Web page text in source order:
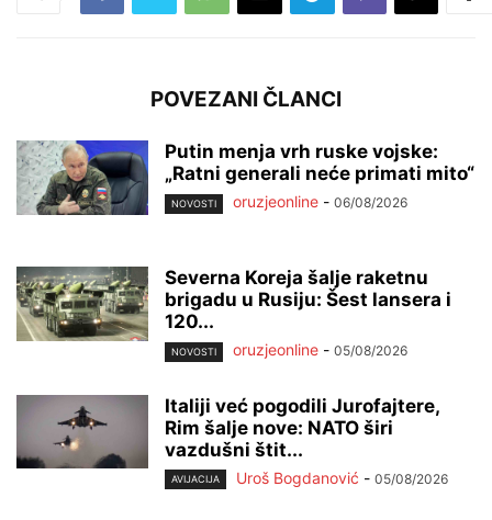
POVEZANI ČLANCI
Putin menja vrh ruske vojske:
„Ratni generali neće primati mito“
NOVOSTI oruzjeonline - 06/08/2026
Severna Koreja šalje raketnu
brigadu u Rusiju: Šest lansera i
120...
NOVOSTI oruzjeonline - 05/08/2026
Italiji već pogodili Jurofajtere,
Rim šalje nove: NATO širi
vazdušni štit...
AVIJACIJA Uroš Bogdanović - 05/08/2026